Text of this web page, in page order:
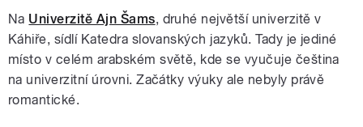
Na Univerzitě Ajn Šams, druhé největší univerzitě v
Káhiře, sídlí Katedra slovanských jazyků. Tady je jediné
místo v celém arabském světě, kde se vyučuje čeština
na univerzitní úrovni. Začátky výuky ale nebyly právě
romantické.